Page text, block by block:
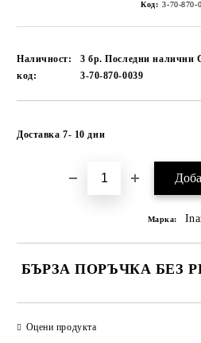
Код: 3-70-870-
Наличност:
3 бр. Последни налични
код:
3-70-870-0039
Доставка 7- 10 дни
Марка:
БЪРЗА ПОРЪЧКА БЕЗ
Оцени продукта